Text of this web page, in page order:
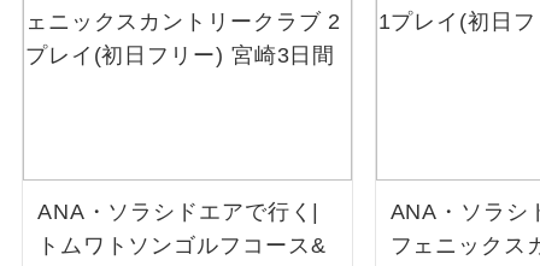
ANA・ソラシドエアで行く|
トムワトソンゴルフコース&
ANA・ソラシ
フェニックス